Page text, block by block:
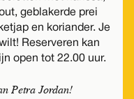
geblakerde prei
en koriander. Je
Reserveren kan
open tot 22.00 uur.
Petra Jordan!